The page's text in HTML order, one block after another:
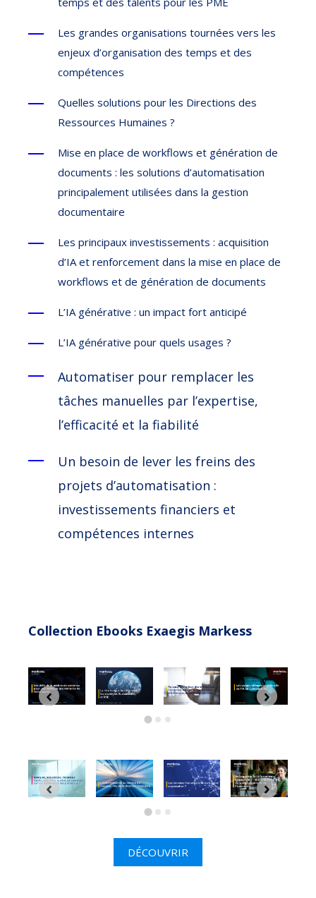
Les grandes organisations tournées vers les
enjeux d’organisation des temps et des
compétences
Quelles solutions pour les Directions des
Ressources Humaines ?
Mise en place de workflows et génération de
documents : les solutions d’automatisation
principalement utilisées dans la gestion
documentaire
Les principaux investissements : acquisition
d’IA et renforcement dans la mise en place de
workflows et de génération de documents
L’IA générative : un impact fort anticipé
L’IA générative pour quels usages ?
Automatiser pour remplacer les
tâches manuelles par l’expertise,
l’efficacité et la fiabilité
Un besoin de lever les freins des
projets d’automatisation :
investissements financiers et
compétences internes
Collection Ebooks Exaegis Markess
DÉCOUVRIR